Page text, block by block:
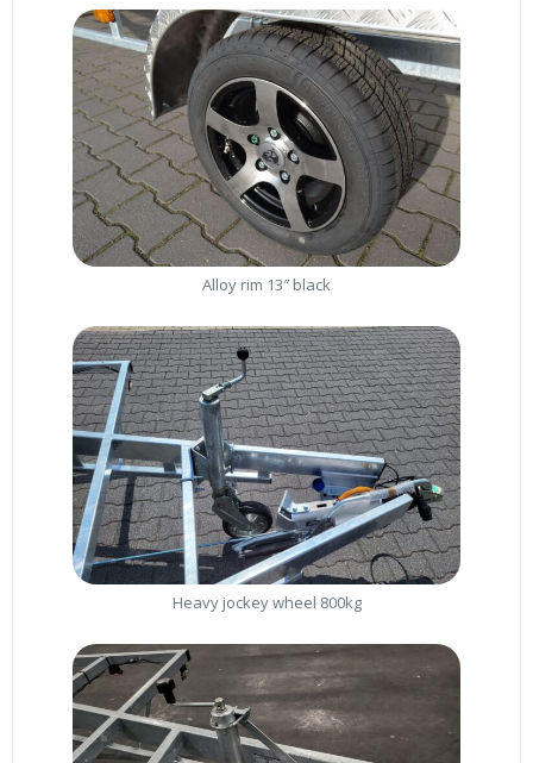
Alloy rim 13″ black
Heavy jockey wheel 800kg